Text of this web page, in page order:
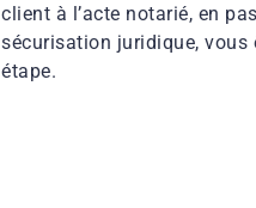
client à l’acte notarié, en
sécurisation juridique, vous
étape.